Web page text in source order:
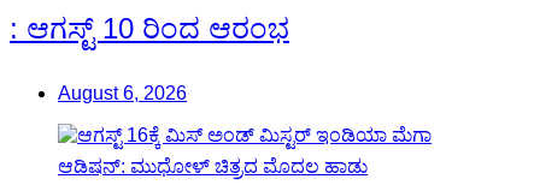
: ಆಗಸ್ಟ್ 10 ರಿಂದ ಆರಂಭ
August 6, 2026